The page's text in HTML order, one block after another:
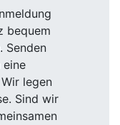
bequem
Senden
eine
legen
Sind wir